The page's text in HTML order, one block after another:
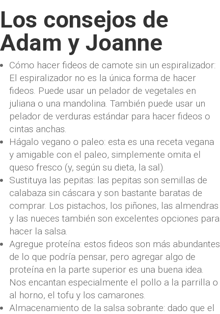
Los consejos de
Adam y Joanne
Cómo hacer fideos de camote sin un espiralizador:
El espiralizador no es la única forma de hacer
fideos. Puede usar un pelador de vegetales en
juliana o una mandolina. También puede usar un
pelador de verduras estándar para hacer fideos o
cintas anchas.
Hágalo vegano o paleo: esta es una receta vegana
y amigable con el paleo, simplemente omita el
queso fresco (y, según su dieta, la sal).
Sustituya las pepitas: las pepitas son semillas de
calabaza sin cáscara y son bastante baratas de
comprar. Los pistachos, los piñones, las almendras
y las nueces también son excelentes opciones para
hacer la salsa.
Agregue proteína: estos fideos son más abundantes
de lo que podría pensar, pero agregar algo de
proteína en la parte superior es una buena idea.
Nos encantan especialmente el pollo a la parrilla o
al horno, el tofu y los camarones.
Almacenamiento de la salsa sobrante: dado que el